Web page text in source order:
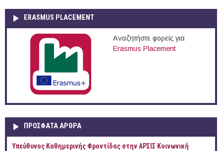
ERASMUS PLACEMENT
Αναζητήστε φορείς για
Erasmus Placement
ΠΡOΣΦΑΤΑ AΡΘΡΑ
Yπεύθυνος Καθημερινής Φροντίδας στην ΑΡΣΙΣ Κοινωνική